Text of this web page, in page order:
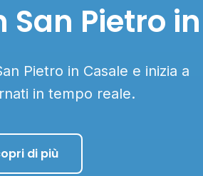
Pietro
Pietro in Casale e inizia a
in tempo reale.
di più